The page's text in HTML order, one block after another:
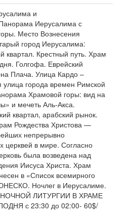
и
Иерусалима с
Место Вознесения
город Иерусалима:
квартал. Крестный путь. Храм
Голгофа. Еврейский
Плача. Улица Кардо –
улица города времен Римской
Храмовой горы: вид на
и мечеть Аль-Акса.
квартал, арабский рынок.
Рождества Христова —
непрерывно
церквей в мире. Согласно
была возведена над
Иисуса Христа. Храм
в «Список всемирного
Ночлег в Иерусалиме.
ЛИТУРГИИ В ХРАМЕ
с 23:30 до 02:00- 60$/